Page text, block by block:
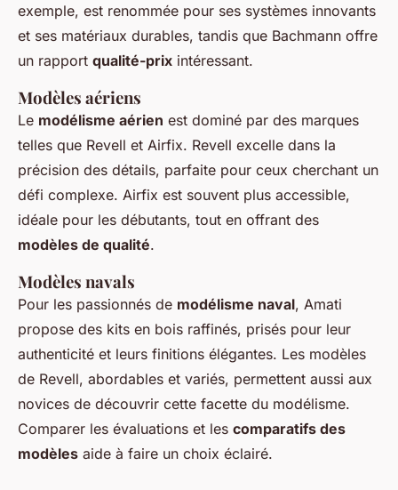
exemple, est renommée pour ses systèmes innovants
et ses matériaux durables, tandis que Bachmann offre
un rapport qualité-prix intéressant.
Modèles aériens
Le modélisme aérien est dominé par des marques
telles que Revell et Airfix. Revell excelle dans la
précision des détails, parfaite pour ceux cherchant un
défi complexe. Airfix est souvent plus accessible,
idéale pour les débutants, tout en offrant des
modèles de qualité.
Modèles navals
Pour les passionnés de modélisme naval, Amati
propose des kits en bois raffinés, prisés pour leur
authenticité et leurs finitions élégantes. Les modèles
de Revell, abordables et variés, permettent aussi aux
novices de découvrir cette facette du modélisme.
Comparer les évaluations et les comparatifs des
modèles aide à faire un choix éclairé.